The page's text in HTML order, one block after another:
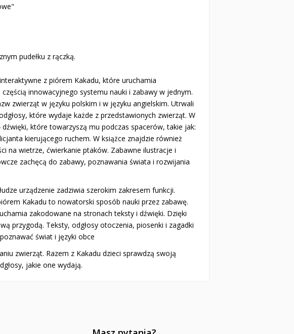
pudełku z rączką.
z piórem Kakadu, które uruchamia
innowacyjnego systemu nauki i zabawy w jednym.
zwierząt w języku polskim i w języku angielskim. Utrwali
które wydaje każde z przedstawionych zwierząt. W
które towarzyszą mu podczas spacerów, takie jak:
kierującego ruchem. W książce znajdzie również
na wietrze, ćwierkanie ptaków. Zabawne ilustracje i
zachęcą do zabawy, poznawania świata i rozwijania
urządzenie zadziwia szerokim zakresem funkcji.
Kakadu to nowatorski sposób nauki przez zabawę.
zakodowane na stronach teksty i dźwięki. Dzięki
przygodą. Teksty, odgłosy otoczenia, piosenki i zagadki
świat i języki obce
zwierząt. Razem z Kakadu dzieci sprawdzą swoją
jakie one wydają.